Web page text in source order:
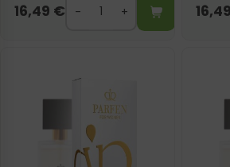
16,49 € 16,49